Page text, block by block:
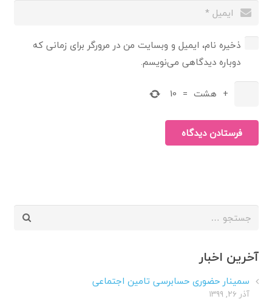
ذخیره نام، ایمیل و وبسایت من در مرورگر برای زمانی که
دوباره دیدگاهی می‌نویسم.
+ هشت =
10
فرستادن دیدگاه
جستجو
آخرین اخبار
سمینار حضوری حسابرسی تامین اجتماعی
آذر ۲۶, ۱۳۹۹